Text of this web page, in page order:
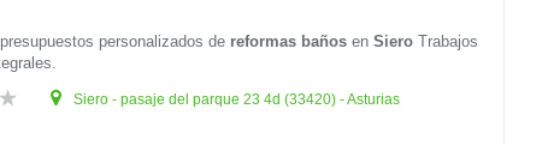
personalizados de reformas baños enSiero Trabajos
Siero - pasaje del parque 23 4d (33420) - Asturias